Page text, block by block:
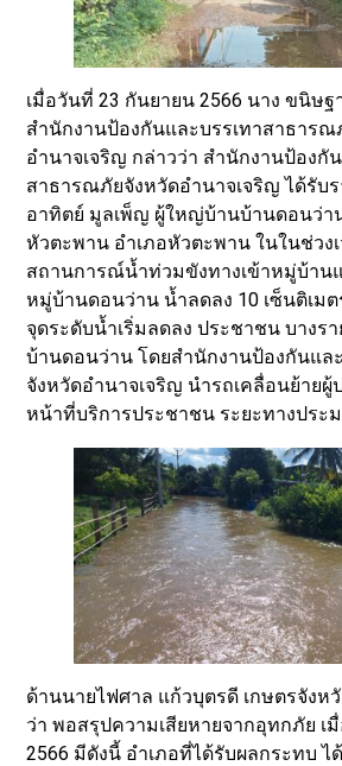
เมื่อวันที่ 23 กันยายน 2566 นาง ขนิษ
สำนักงานป้องกันและบรรเทาสาธารณ
อำนาจเจริญ กล่าวว่า สำนักงานป้องกั
สาธารณภัยจังหวัดอำนาจเจริญ ได้รับ
อาทิตย์ มูลเพ็ญ ผู้ใหญ่บ้านบ้านดอนว่า
หัวตะพาน อำเภอหัวตะพาน ในในช่วงเ
สถานการณ์น้ำท่วมขังทางเข้าหมู่บ้าน
หมู่บ้านดอนว่าน น้ำลดลง 10 เซ็นติเม
จุดระดับน้ำเริ่มลดลง ประชาชน บางรา
บ้านดอนว่าน โดยสำนักงานป้องกันแล
จังหวัดอำนาจเจริญ นำรถเคลื่อนย้ายผู้
หน้าที่บริการประชาชน ระยะทางประ
ด้านนายไฟศาล แก้วบุตรดี เกษตรจังห
ว่า พอสรุปความเสียหายจากอุทกภัย เ
2566 มีดังนี้ อำเภอที่ได้รับผลกระทบ ไ